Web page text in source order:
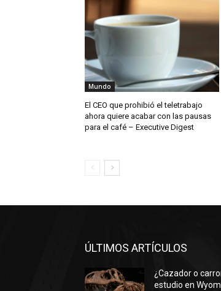
Mundo
El CEO que prohibió el teletrabajo
ahora quiere acabar con las pausas
para el café – Executive Digest
ÚLTIMOS ARTÍCULOS
¿Cazador o
estudio en